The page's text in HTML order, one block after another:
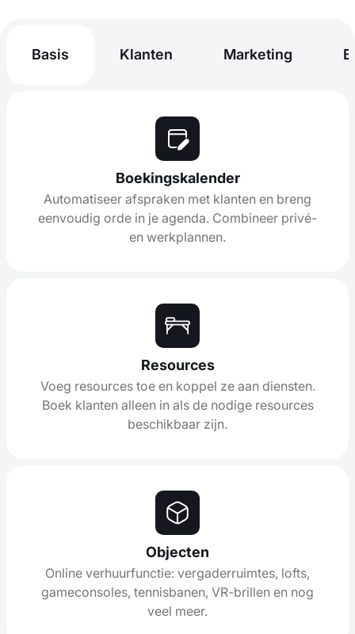
Basis Klanten Marketing
Boekingskalender
Automatiseer afspraken met klanten en breng
eenvoudig orde in je agenda. Combineer privé-
en werkplannen.
Resources
Voeg resources toe en koppel ze aan diensten.
Boek klanten alleen in als de nodige resources
beschikbaar zijn.
Objecten
Online verhuurfunctie: vergaderruimtes, lofts,
gameconsoles, tennisbanen, VR-brillen en nog
veel meer.